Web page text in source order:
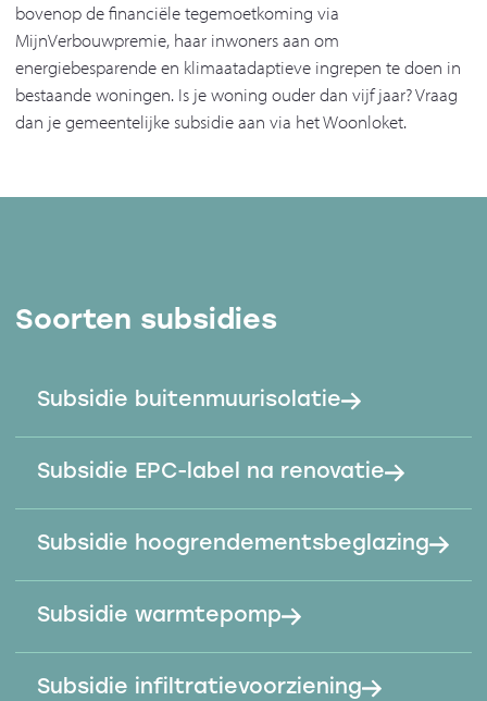
bovenop de financiële tegemoetkoming via
MijnVerbouwpremie, haar inwoners aan om
energiebesparende en klimaatadaptieve ingrepen te doen in
bestaande woningen. Is je woning ouder dan vijf jaar? Vraag
dan je gemeentelijke subsidie aan via het Woonloket.
Soorten subsidies
Subsidie buitenmuurisolatie
Subsidie EPC-label na renovatie
Subsidie hoogrendementsbeglazing
Subsidie warmtepomp
Subsidie infiltratievoorziening